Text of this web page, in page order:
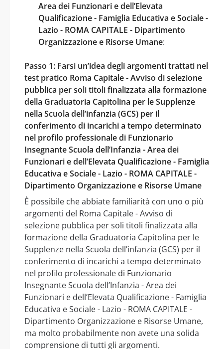
Area dei Funzionari e dell’Elevata
Qualificazione - Famiglia Educativa e Sociale -
Lazio - ROMA CAPITALE - Dipartimento
Organizzazione e Risorse Umane:
Passo 1: Farsi un’idea degli argomenti trattati nel
test pratico Roma Capitale - Avviso di selezione
pubblica per soli titoli finalizzata alla formazione
della Graduatoria Capitolina per le Supplenze
nella Scuola dell’infanzia (GCS) per il
conferimento di incarichi a tempo determinato
nel profilo professionale di Funzionario
Insegnante Scuola dell’Infanzia - Area dei
Funzionari e dell’Elevata Qualificazione - Famiglia
Educativa e Sociale - Lazio - ROMA CAPITALE -
Dipartimento Organizzazione e Risorse Umane
È possibile che abbiate familiarità con uno o più
argomenti del Roma Capitale - Avviso di
selezione pubblica per soli titoli finalizzata alla
formazione della Graduatoria Capitolina per le
Supplenze nella Scuola dell’infanzia (GCS) per il
conferimento di incarichi a tempo determinato
nel profilo professionale di Funzionario
Insegnante Scuola dell’Infanzia - Area dei
Funzionari e dell’Elevata Qualificazione - Famiglia
Educativa e Sociale - Lazio - ROMA CAPITALE -
Dipartimento Organizzazione e Risorse Umane,
ma molto probabilmente non avete una solida
comprensione di tutti gli argomenti.